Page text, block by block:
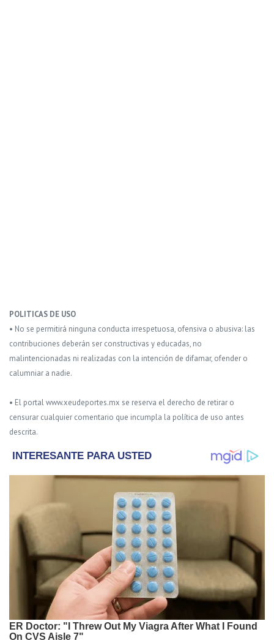
POLITICAS DE USO
• No se permitirá ninguna conducta irrespetuosa, ofensiva o abusiva: las
contribuciones deberán ser constructivas y educadas, no
malintencionadas ni realizadas con la intención de difamar, ofender o
calumniar a nadie.
• El portal www.xeudeportes.mx se reserva el derecho de retirar o
censurar cualquier comentario que incumpla la política de uso antes
descrita.